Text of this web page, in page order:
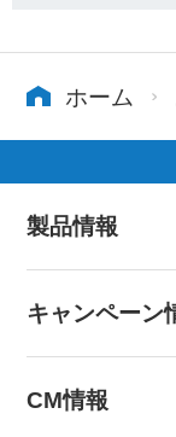
ホーム
製品情報
キャンペーン
CM情報